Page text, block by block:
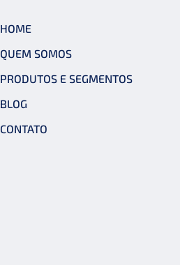
HOME
QUEM SOMOS
PRODUTOS E SEGMENTOS
BLOG
CONTATO